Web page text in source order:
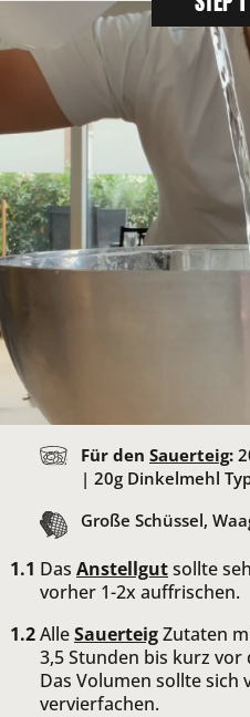
Für den Sauerteig:
| 20g Dinkelmehl
Große Schüssel,
Das Anstellgutsollte
vorher 1-2x auffrischen.
AlleSauerteigZutaten
3,5 Stunden bis kurz vor
Das Volumen sollte sich
vervierfachen.